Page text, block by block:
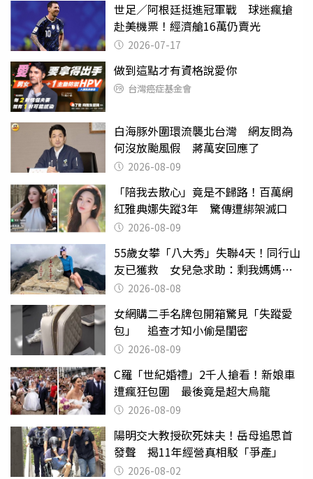
世足／阿根廷挺進冠軍戰 球迷瘋搶
赴美機票！經濟艙16萬仍賣光
2026-07-17
做到這點才有資格說愛你
台灣癌症基金會
白海豚外圍環流襲北台灣 網友問為
何沒放颱風假 蔣萬安回應了
2026-08-09
「陪我去散心」竟是不歸路！百萬網
紅雅典娜失蹤3年 驚傳遭綁架滅口
2026-08-09
55歲女攀「八大秀」失聯4天！同行山
友已獲救 女兒急求助：剩我媽媽還
沒找到
2026-08-08
女網購二手名牌包開箱驚見「失蹤愛
包」 追查才知小偷是閨密
2026-08-09
C羅「世紀婚禮」2千人搶看！新娘車
遭瘋狂包圍 最後竟是超大烏龍
2026-08-09
陽明交大教授砍死妹夫！岳母追思首
發聲 揭11年經營真相駁「爭產」
2026-08-02